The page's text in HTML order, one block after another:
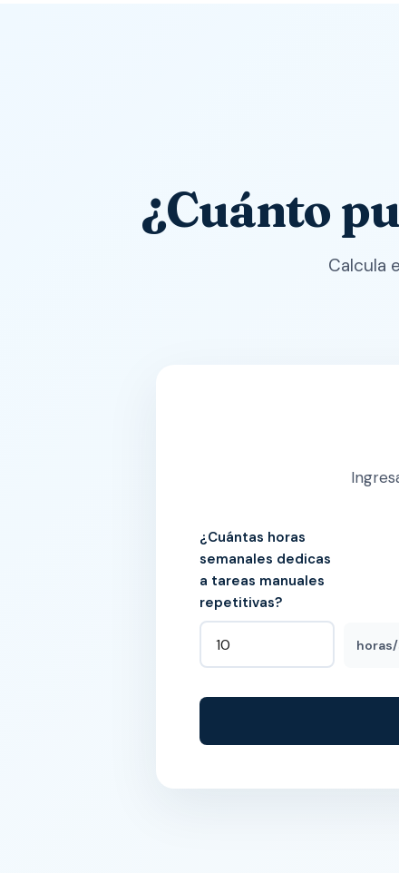
¿Cuánto
Calcula
¿Cuántas horas
semanales dedicas
a tareas manuales
repetitivas?